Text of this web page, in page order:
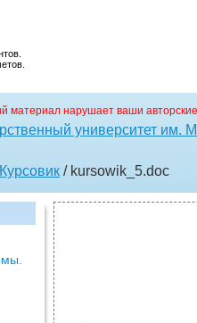
материал нарушает ваши
университет им.
Курсовик / kursowik_5.doc